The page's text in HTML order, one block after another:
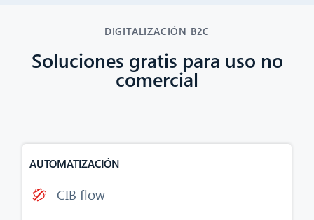
DIGITALIZACIÓN B2C
Soluciones gratis para uso no
comercial
AUTOMATIZACIÓN
CIB flow